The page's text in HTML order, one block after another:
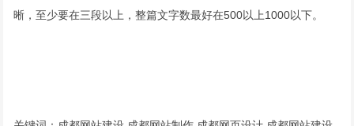
晰，至少要在三段以上，整篇文字数最好在500以上1000以下。